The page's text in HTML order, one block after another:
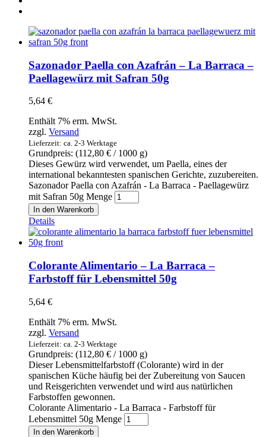
Sazonador Paella con Azafrán – La Barraca –
Paellagewürz mit Safran 50g
5,64 €
Enthält 7% erm. MwSt.
zzgl. Versand
Lieferzeit: ca. 2-3 Werktage
Grundpreis: (112,80 € / 1000 g)
Dieses Gewürz wird verwendet, um Paella, eines der
international bekanntesten spanischen Gerichte, zuzubereiten.
Sazonador Paella con Azafrán - La Barraca - Paellagewürz
mit Safran 50g Menge
In den Warenkorb
Details
Colorante Alimentario – La Barraca –
Farbstoff für Lebensmittel 50g
5,64 €
Enthält 7% erm. MwSt.
zzgl. Versand
Lieferzeit: ca. 2-3 Werktage
Grundpreis: (112,80 € / 1000 g)
Dieser Lebensmittelfarbstoff (Colorante) wird in der
spanischen Küche häufig bei der Zubereitung von Saucen
und Reisgerichten verwendet und wird aus natürlichen
Farbstoffen gewonnen.
Colorante Alimentario - La Barraca - Farbstoff für
Lebensmittel 50g Menge
In den Warenkorb